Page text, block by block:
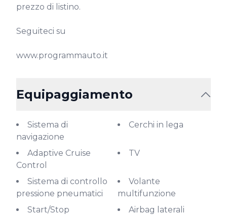
prezzo di listino.
Seguiteci su
www.programmauto.it
Equipaggiamento
Sistema di
navigazione
Cerchi in lega
Adaptive Cruise
Control
TV
Sistema di controllo
pressione pneumatici
Volante
multifunzione
Start/Stop
Airbag laterali